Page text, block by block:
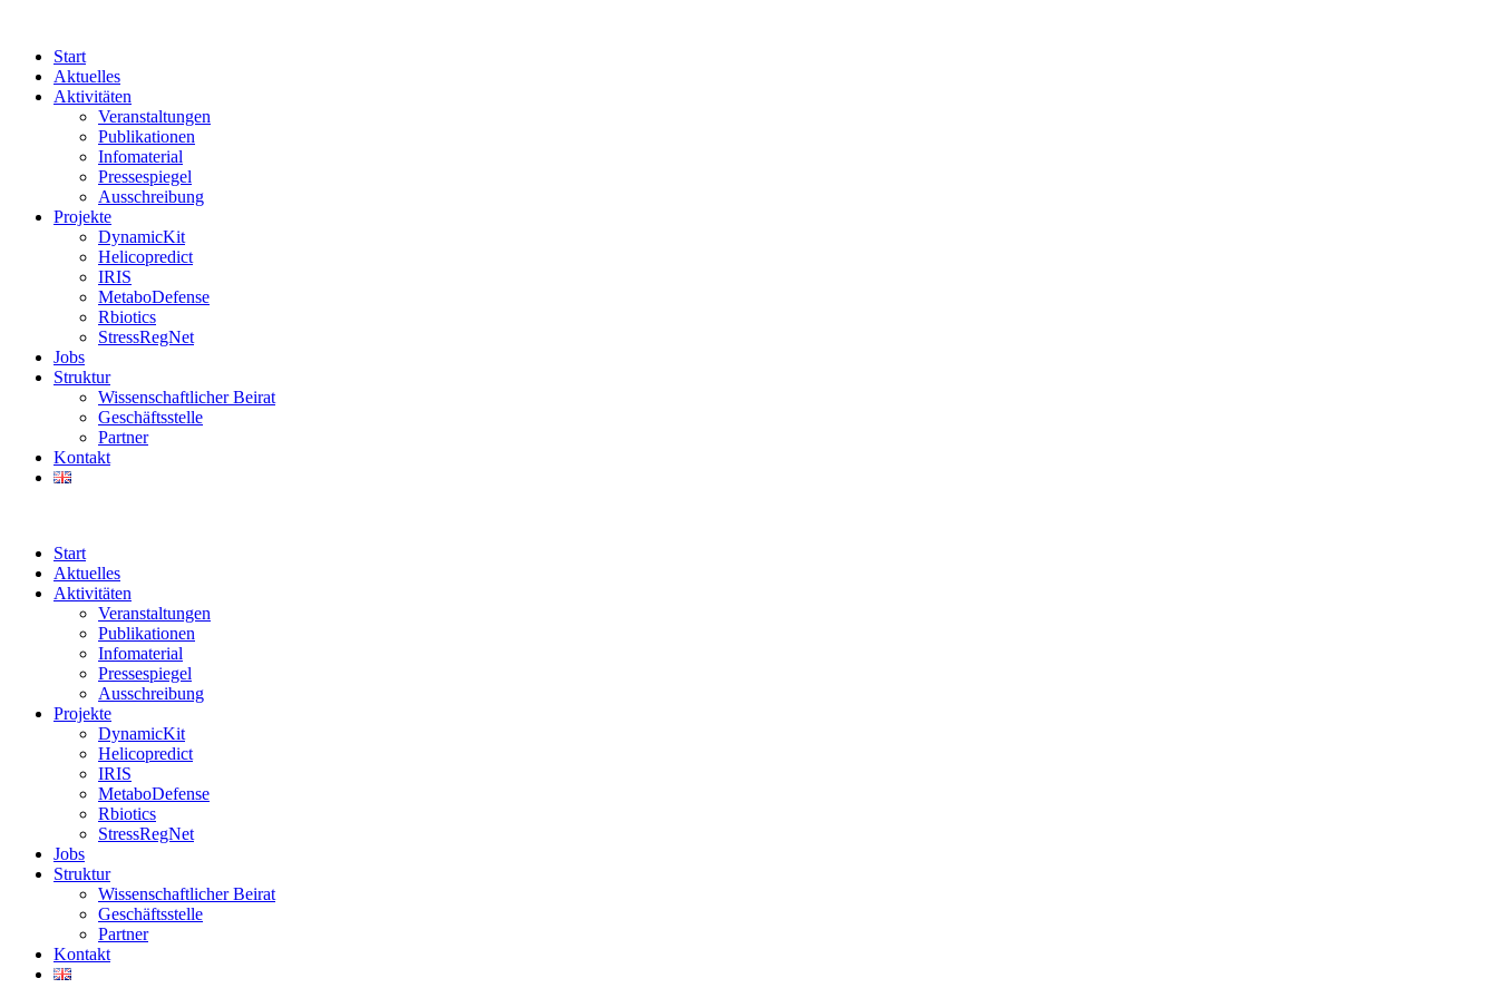
Start
Aktuelles
Aktivitäten
Veranstaltungen
Publikationen
Infomaterial
Pressespiegel
Ausschreibung
Projekte
DynamicKit
Helicopredict
IRIS
MetaboDefense
Rbiotics
StressRegNet
Jobs
Struktur
Wissenschaftlicher Beirat
Geschäftsstelle
Partner
Kontakt
Start
Aktuelles
Aktivitäten
Veranstaltungen
Publikationen
Infomaterial
Pressespiegel
Ausschreibung
Projekte
DynamicKit
Helicopredict
IRIS
MetaboDefense
Rbiotics
StressRegNet
Jobs
Struktur
Wissenschaftlicher Beirat
Geschäftsstelle
Partner
Kontakt